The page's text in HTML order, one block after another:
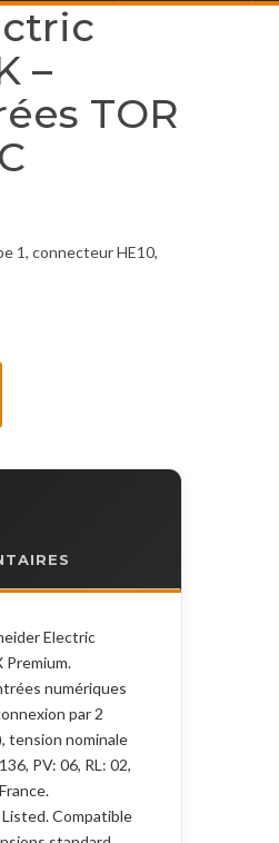
–
TOR
1, connecteur HE10,
Electric
Premium.
numériques
par 2
tension nominale
PV: 06, RL: 02,
Compatible